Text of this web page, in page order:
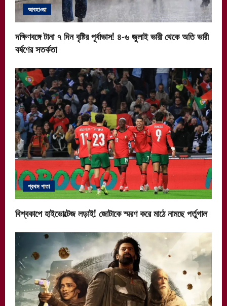
আবহাওয়া
দক্ষিণবঙ্গে টানা ৭ দিন বৃষ্টির পূর্বাভাস! ৪-৬ জুলাই ভারী থেকে অতি ভারী
বর্ষণের সতর্কতা
প্রথম পাতা
বিশ্বকাপে হাইভোল্টেজ লড়াই! জোটাকে স্মরণ করে মাঠে নামছে পর্তুগাল